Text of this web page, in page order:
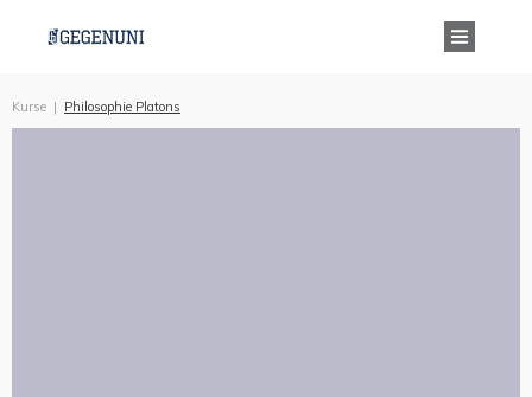
Kurse | Philosophie Platons